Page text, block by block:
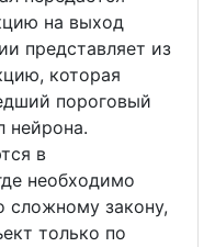
на выход
представляет из
которая
пороговый
нейрона.
в
необходимо
сложному закону,
только по